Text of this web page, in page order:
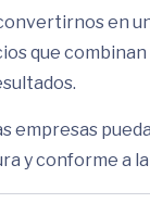
en
que
empresas
y conforme a